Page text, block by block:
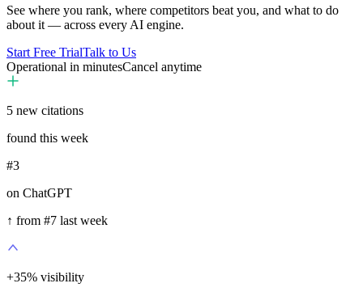
See where you rank, where competitors beat you, and what to do
about it — across every AI engine.
Start Free TrialTalk to Us
Operational in minutesCancel anytime
5 new citations
found this week
#3
on ChatGPT
↑ from #7 last week
+35% visibility